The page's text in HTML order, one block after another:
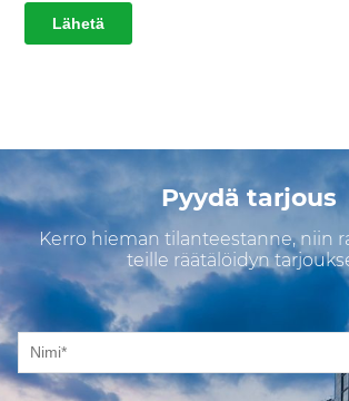
Pyydä tarjous
Kerro hieman tilanteestanne, niin
teille räätälöidyn